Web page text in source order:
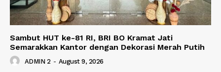
Sambut HUT ke-81 RI, BRI BO Kramat Jati
Semarakkan Kantor dengan Dekorasi Merah Putih
ADMIN 2 - August 9, 2026